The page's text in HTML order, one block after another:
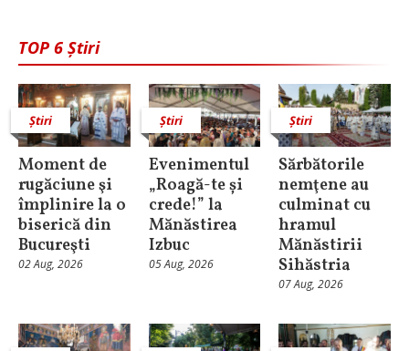
TOP 6 Știri
Știri
Moment de
rugăciune şi
împlinire la o
biserică din
Bucureşti
02 Aug, 2026
Știri
Evenimentul
„Roagă-te și
crede!” la
Mănăstirea
Izbuc
05 Aug, 2026
Știri
Sărbătorile
nemţene au
culminat cu
hramul
Mănăstirii
Sihăstria
07 Aug, 2026